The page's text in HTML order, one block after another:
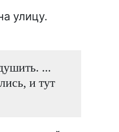
улицу.
...
и тут